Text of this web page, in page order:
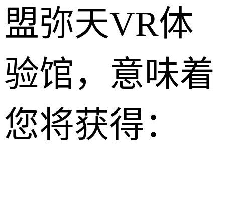
盟弥天VR体
验馆，意味着
您将获得：